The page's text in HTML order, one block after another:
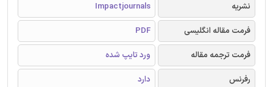
نشریه
Impactjournals
فرمت مقاله انگلیسی
PDF
فرمت ترجمه مقاله
ورد تایپ شده
رفرنس
دارد